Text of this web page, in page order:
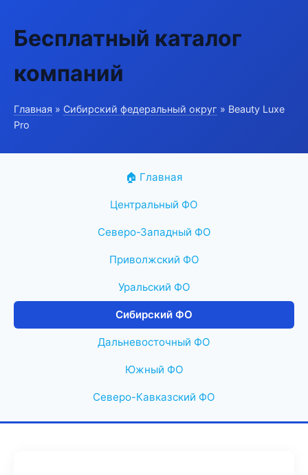
Бесплатный каталог
компаний
Главная » Сибирский федеральный округ » Beauty Luxe
Pro
🏠 Главная
Центральный ФО
Северо-Западный ФО
Приволжский ФО
Уральский ФО
Сибирский ФО
Дальневосточный ФО
Южный ФО
Северо-Кавказский ФО